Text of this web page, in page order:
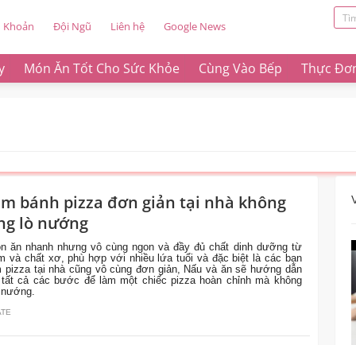
Đội Ngũ Liên hệ Google News
Món Ăn Tốt Cho Sức Khỏe Cùng Vào Bếp Thực
bánh pizza đơn giản tại nhà không
lò nướng
ăn nhanh nhưng vô cùng ngon và đầy đủ chất dinh dưỡng từ
và chất xơ, phù hợp với nhiều lứa tuổi và đặc biệt là các bạn
pizza tại nhà cũng vô cùng đơn giản, Nấu và ăn sẽ hướng dẫn
cả các bước để làm một chiếc pizza hoàn chỉnh mà không